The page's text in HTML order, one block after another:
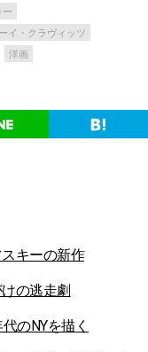
ー
イ・クラヴィッツ
洋画
キーの新作
の逃走劇
のNYを描く